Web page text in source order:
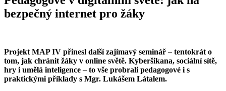
bezpečný internet pro žáky
Projekt MAP IV přinesl další zajímavý seminář – tentokrát o
tom, jak chránit žáky v online světě. Kyberšikana, sociální sítě,
hry i umělá inteligence – to vše probrali pedagogové i s
praktickými příklady s Mgr. Lukášem Látalem.